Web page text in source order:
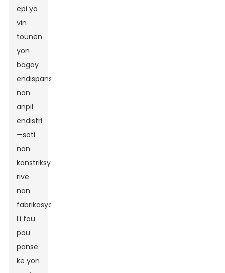
epi yo
vin
tounen
yon
bagay
endispansab
nan
anpil
endistri
—soti
nan
konstriksyon
rive
nan
fabrikasyon.
Li fou
pou
panse
ke yon